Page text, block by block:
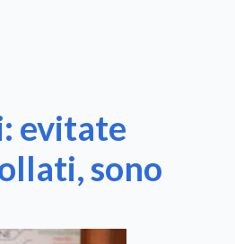
evitate
sono